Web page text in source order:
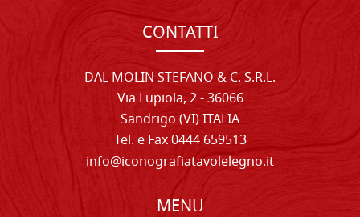
CONTATTI
DAL MOLIN STEFANO & C. S.R.L.
Via Lupiola, 2 - 36066
Sandrigo (VI) ITALIA
Tel. e Fax 0444 659513
info@iconografiatavolelegno.it
MENU